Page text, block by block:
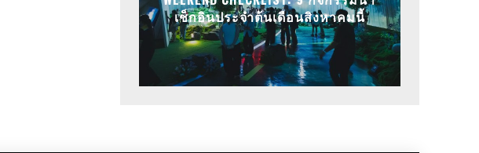
เช็กอินประจำต้นเดือนสิงหาคมนี้